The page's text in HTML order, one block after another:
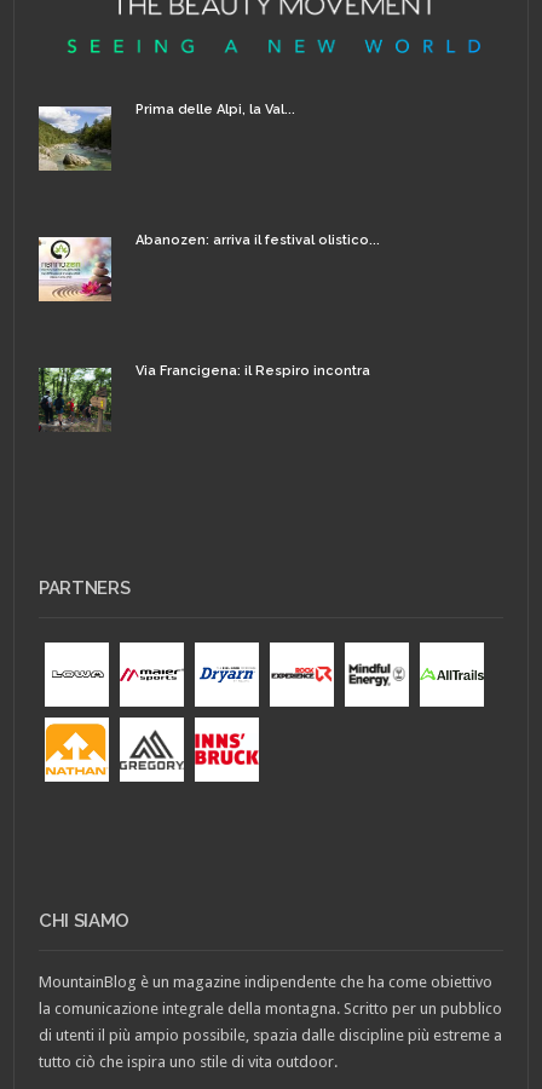
Prima delle Alpi, la Val...
Abanozen: arriva il festival olistico...
Via Francigena: il Respiro incontra
PARTNERS
CHI SIAMO
MountainBlog è un magazine indipendente che ha come obiettivo
la comunicazione integrale della montagna. Scritto per un pubblico
di utenti il più ampio possibile, spazia dalle discipline più estreme a
tutto ciò che ispira uno stile di vita outdoor.